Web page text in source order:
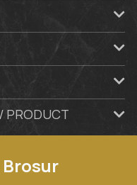
PRODUCT